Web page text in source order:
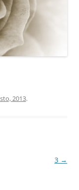
2013.
3 →